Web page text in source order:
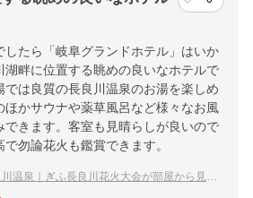
したら「岐阜グランドホテル」はいか
湖畔に位置する眺めの良いなホテルで
は良質の長良川温泉のお湯を楽しめ
ほかサウナや薬草風呂など様々なお風
できます。客室も見晴らしが良いので
勿論花火も鑑賞できます。
泉｜ぎふ長良川花火大会が部屋から見える温泉宿のおすすめは？